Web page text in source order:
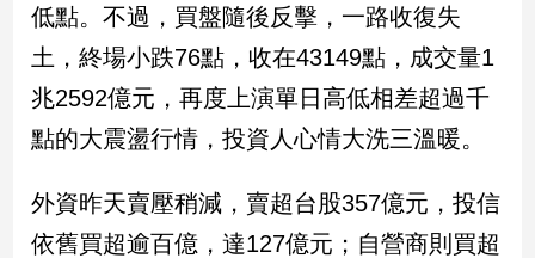
焦
觀
點
民
國
會
低點。不過，買盤隨後反擊，一路收復失
土，終場小跌76點，收在43149點，成交量1
兆2592億元，再度上演單日高低相差超過千
點的大震盪行情，投資人心情大洗三溫暖。
外資昨天賣壓稍減，賣超台股357億元，投信
依舊買超逾百億，達127億元；自營商則買超